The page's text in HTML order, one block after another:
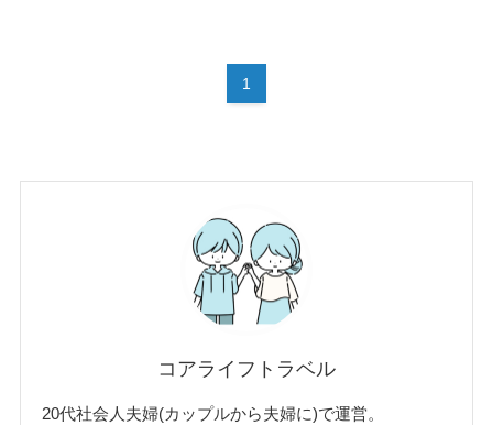
1
コアライフトラベル
20代社会人夫婦(カップルから夫婦に)で運営。